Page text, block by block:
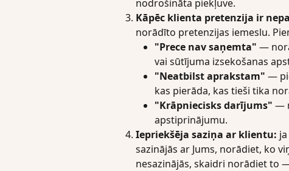
nodrošināta piekļuve.
Kāpēc klienta pretenzija ir
norādīto pretenzijas iemeslu.
"Prece nav saņemta" —
vai sūtījuma izsekošanas
"Neatbilst aprakstam" —
kas pierāda, kas tieši tika
"Krāpniecisks darījums" —
apstiprinājumu.
Iepriekšēja saziņa ar klientu:
sazinājās ar Jums, norādiet, ko
nesazinājās, skaidri norādiet to